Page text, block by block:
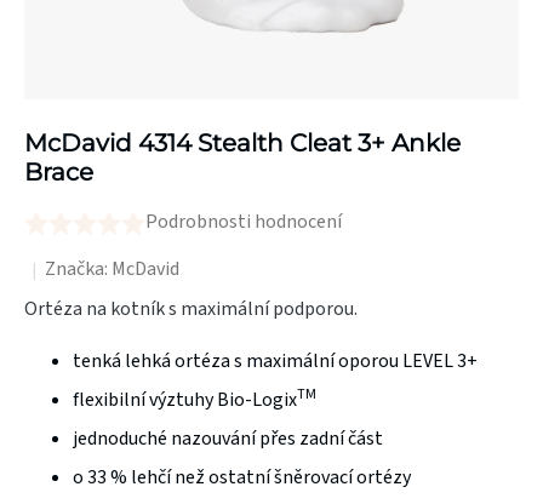
McDavid 4314 Stealth Cleat 3+ Ankle
Brace
hodnocení
produktu
hvězdiček.
Podrobnosti hodnocení
Značka: McDavid
Ortéza na kotník s maximální podporou.
tenká lehká ortéza s maximální oporou LEVEL 3+
flexibilní výztuhy Bio-LogixTM
jednoduché nazouvání přes zadní část
o 33 % lehčí než ostatní šněrovací ortézy